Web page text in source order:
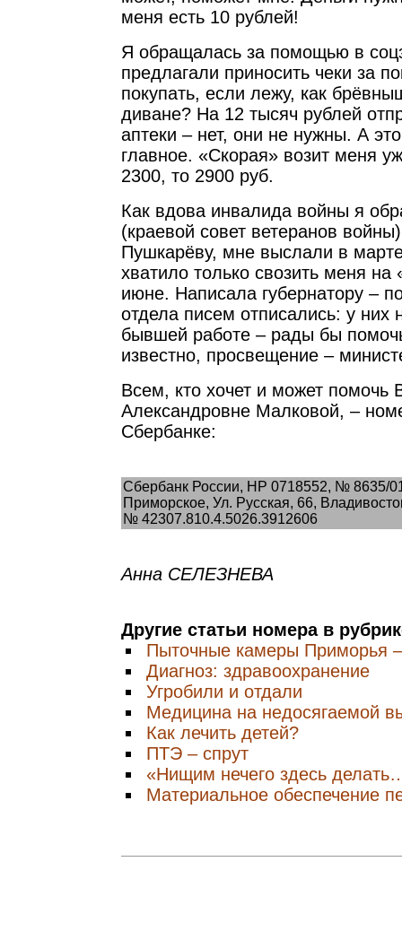
меня есть 10 рублей!
Я обращалась за помощью в
предлагали приносить чеки за
покупать, если лежу, как
диване? На 12 тысяч рублей
аптеки – нет, они не нужны. А
главное. «Скорая» возит меня
2300, то 2900 руб.
Как вдова инвалида войны я
(краевой совет ветеранов
Пушкарёву, мне выслали в
хватило только свозить меня на
июне. Написала губернатору –
отдела писем отписались: у них
бывшей работе – рады бы
известно, просвещение –
Всем, кто хочет и может помочь
Александровне Малковой, –
Сбербанке:
Сбербанк России, HP 0718552, № 8635/
Приморское, Ул. Русская, 66,
№ 42307.810.4.5026.3912606
Анна СЕЛЕЗНЕВА
Другие статьи номера в
Пыточные камеры Приморья
Диагноз: здравоохранение
Угробили и отдали
Медицина на недосягаемой
Как лечить детей?
ПТЭ – спрут
«Нищим нечего здесь
Материальное обеспечение